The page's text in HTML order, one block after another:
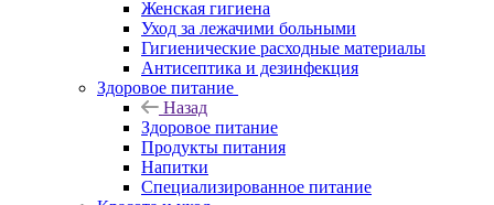
Женская гигиена
Уход за лежачими больными
Гигиенические расходные материалы
Антисептика и дезинфекция
Здоровое питание
Назад
Здоровое питание
Продукты питания
Напитки
Специализированное питание